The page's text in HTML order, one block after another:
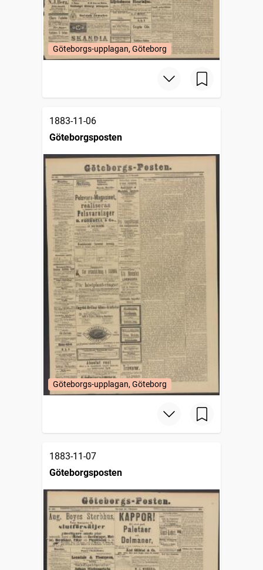
Göteborgs-upplagan, Göteborg
1883-11-06
Göteborgsposten
Göteborgs-upplagan, Göteborg
1883-11-07
Göteborgsposten